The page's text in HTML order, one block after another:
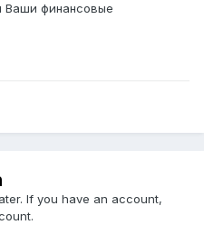
Ваши финансовые
If you have an account,